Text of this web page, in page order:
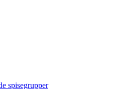
spisegrupper